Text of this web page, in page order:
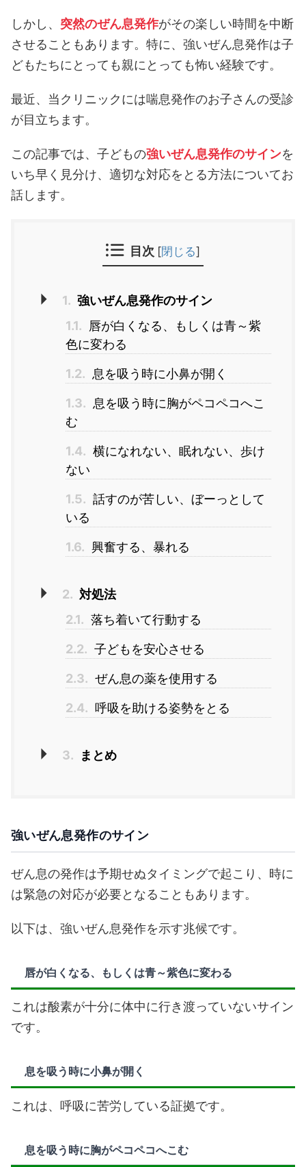
しかし、 突然のぜん息発作がその楽しい時間を中断
させることもあります。特に、強いぜん息発作は子
どもたちにとっても親にとっても怖い経験です。
最近、当クリニックには喘息発作のお子さんの受診
が目立ちます。
この記事では、子どもの強いぜん息発作のサインを
いち早く見分け、適切な対応をとる方法についてお
話します。
目次 [閉じる]
1. 強いぜん息発作のサイン
1.1.
唇が白くなる、もしくは青～紫
色に変わる
1.2. 息を吸う時に小鼻が開く
1.3. 息を吸う時に胸がペコペコへこ
む
1.4. 横になれない、眠れない、歩け
ない
1.5. 話すのが苦しい、ぼーっとして
いる
1.6. 興奮する、暴れる
2. 対処法
2.1. 落ち着いて行動する
2.2. 子どもを安心させる
2.3. ぜん息の薬を使用する
2.4. 呼吸を助ける姿勢をとる
3. まとめ
強いぜん息発作のサイン
ぜん息の発作は予期せぬタイミングで起こり、時に
は緊急の対応が必要となることもあります。
以下は、強いぜん息発作を示す兆候です。
唇が白くなる、もしくは青～紫色に変わる
これは酸素が十分に体中に行き渡っていないサイン
です。
息を吸う時に小鼻が開く
これは、呼吸に苦労している証拠です。
息を吸う時に胸がペコペコへこむ